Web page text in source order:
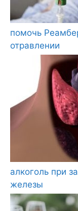
помочь
отравлении
алкоголь при
железы